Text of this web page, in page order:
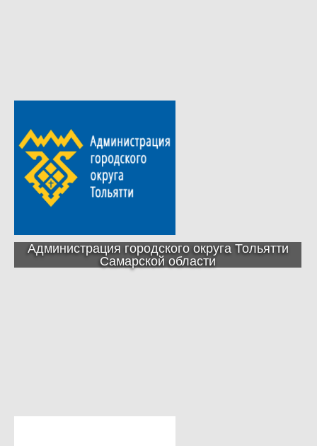
Администрация городского округа Тольятти
Самарской области